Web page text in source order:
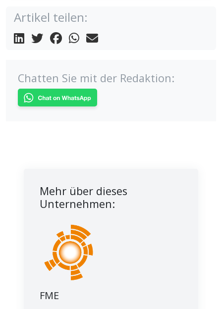
Artikel teilen:
Chatten Sie mit der Redaktion:
Mehr über dieses
Unternehmen:
FME